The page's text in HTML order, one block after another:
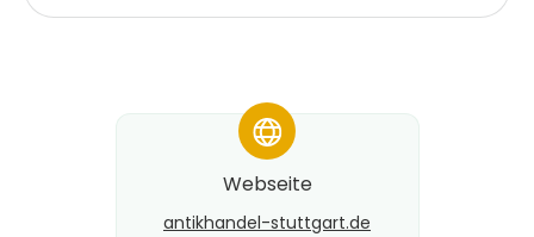
*
Webseite
antikhandel-stuttgart.de